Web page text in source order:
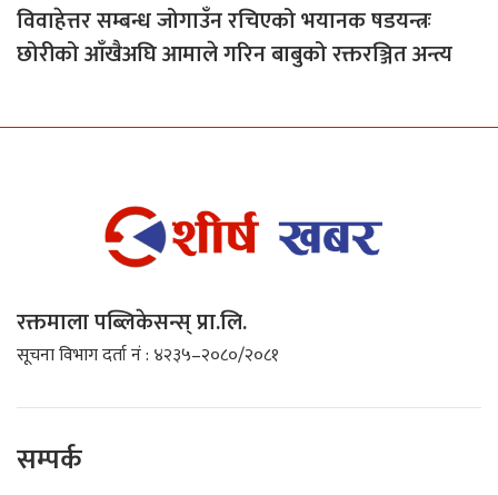
विवाहेत्तर सम्बन्ध जोगाउँन रचिएको भयानक षडयन्त्रः
छोरीको आँखैअघि आमाले गरिन बाबुको रक्तरञ्जित अन्त्य
रक्तमाला पब्लिकेसन्स् प्रा.लि.
सूचना विभाग दर्ता नं : ४२३५–२०८०/२०८१
सम्पर्क